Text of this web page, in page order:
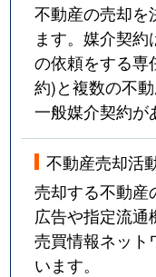
不動産の売却を
ます。媒介契
の依頼をする専
約)と複数の不
一般媒介契約が
不動産売却活
売却する不動産
広告や指定流
売買情報ネット
います。